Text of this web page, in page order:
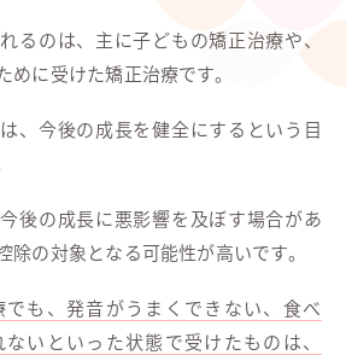
るのは、主に子どもの矯正治療や、
に受けた矯正治療です。
、今後の成長を健全にするという目
後の成長に悪影響を及ぼす場合があ
除の対象となる可能性が高いです。
も、発音がうまくできない、食べ
いといった状態で受けたものは、